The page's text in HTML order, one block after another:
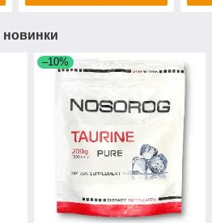
новинки
–10%